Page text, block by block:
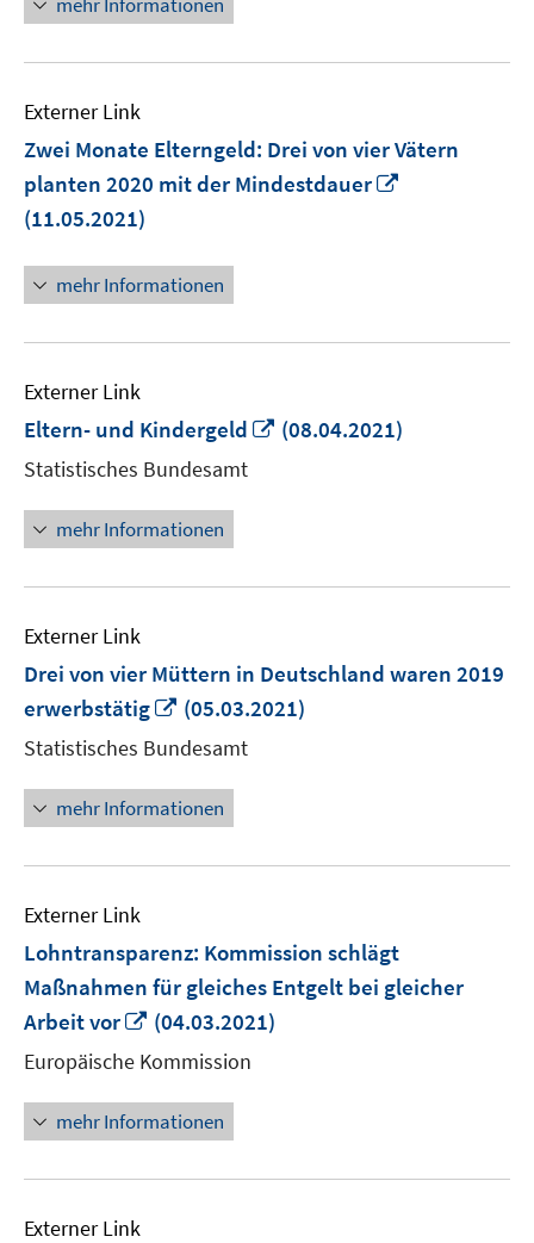
Externer Link
Zwei Monate Elterngeld: Drei von vier Vätern
planten 2020 mit der Mindestdauer
(11.05.2021)
mehr Informationen
Externer Link
Eltern- und Kindergeld
In
(08.04.2021)
Statistisches Bundesamt
mehr Informationen
Externer Link
Drei von vier Müttern in Deutschland waren 2019
erwerbstätig
In
neuem
Fenster
öffnen
(05.03.2021)
Statistisches Bundesamt
mehr Informationen
Externer Link
Lohntransparenz: Kommission schlägt
Maßnahmen für gleiches Entgelt bei gleicher
Arbeit vor
In
neuem
Fenster
öffnen
(04.03.2021)
Europäische Kommission
mehr Informationen
Externer Link